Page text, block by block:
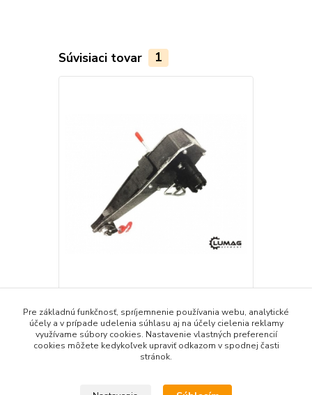
Súvisiaci tovar 1
990 €/ ks
805 €bez DPH Skladom
Pridať do košíka
Pre základnú funkčnosť, spríjemnenie používania webu, analytické
účely a v prípade udelenia súhlasu aj na účely cielenia reklamy
využívame súbory cookies. Nastavenie vlastných preferencií
cookies môžete kedykoľvek upraviť odkazom v spodnej časti
stránok.